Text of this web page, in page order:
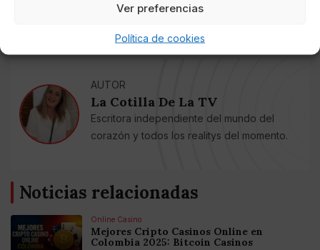
Ver preferencias
Política de cookies
AUTOR
La Cotilla De La TV
Escritora independiente del mundo del
corazón y todos los realitys del momento.
Noticias relacionadas
Online Casino
Mejores Cripto Casinos Online en
Colombia 2025: Bitcoin Casinos